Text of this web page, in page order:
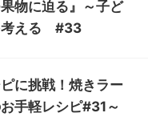
物に迫る』～子ど
考える #33
ピに挑戦！焼きラー
手軽レシピ#31～